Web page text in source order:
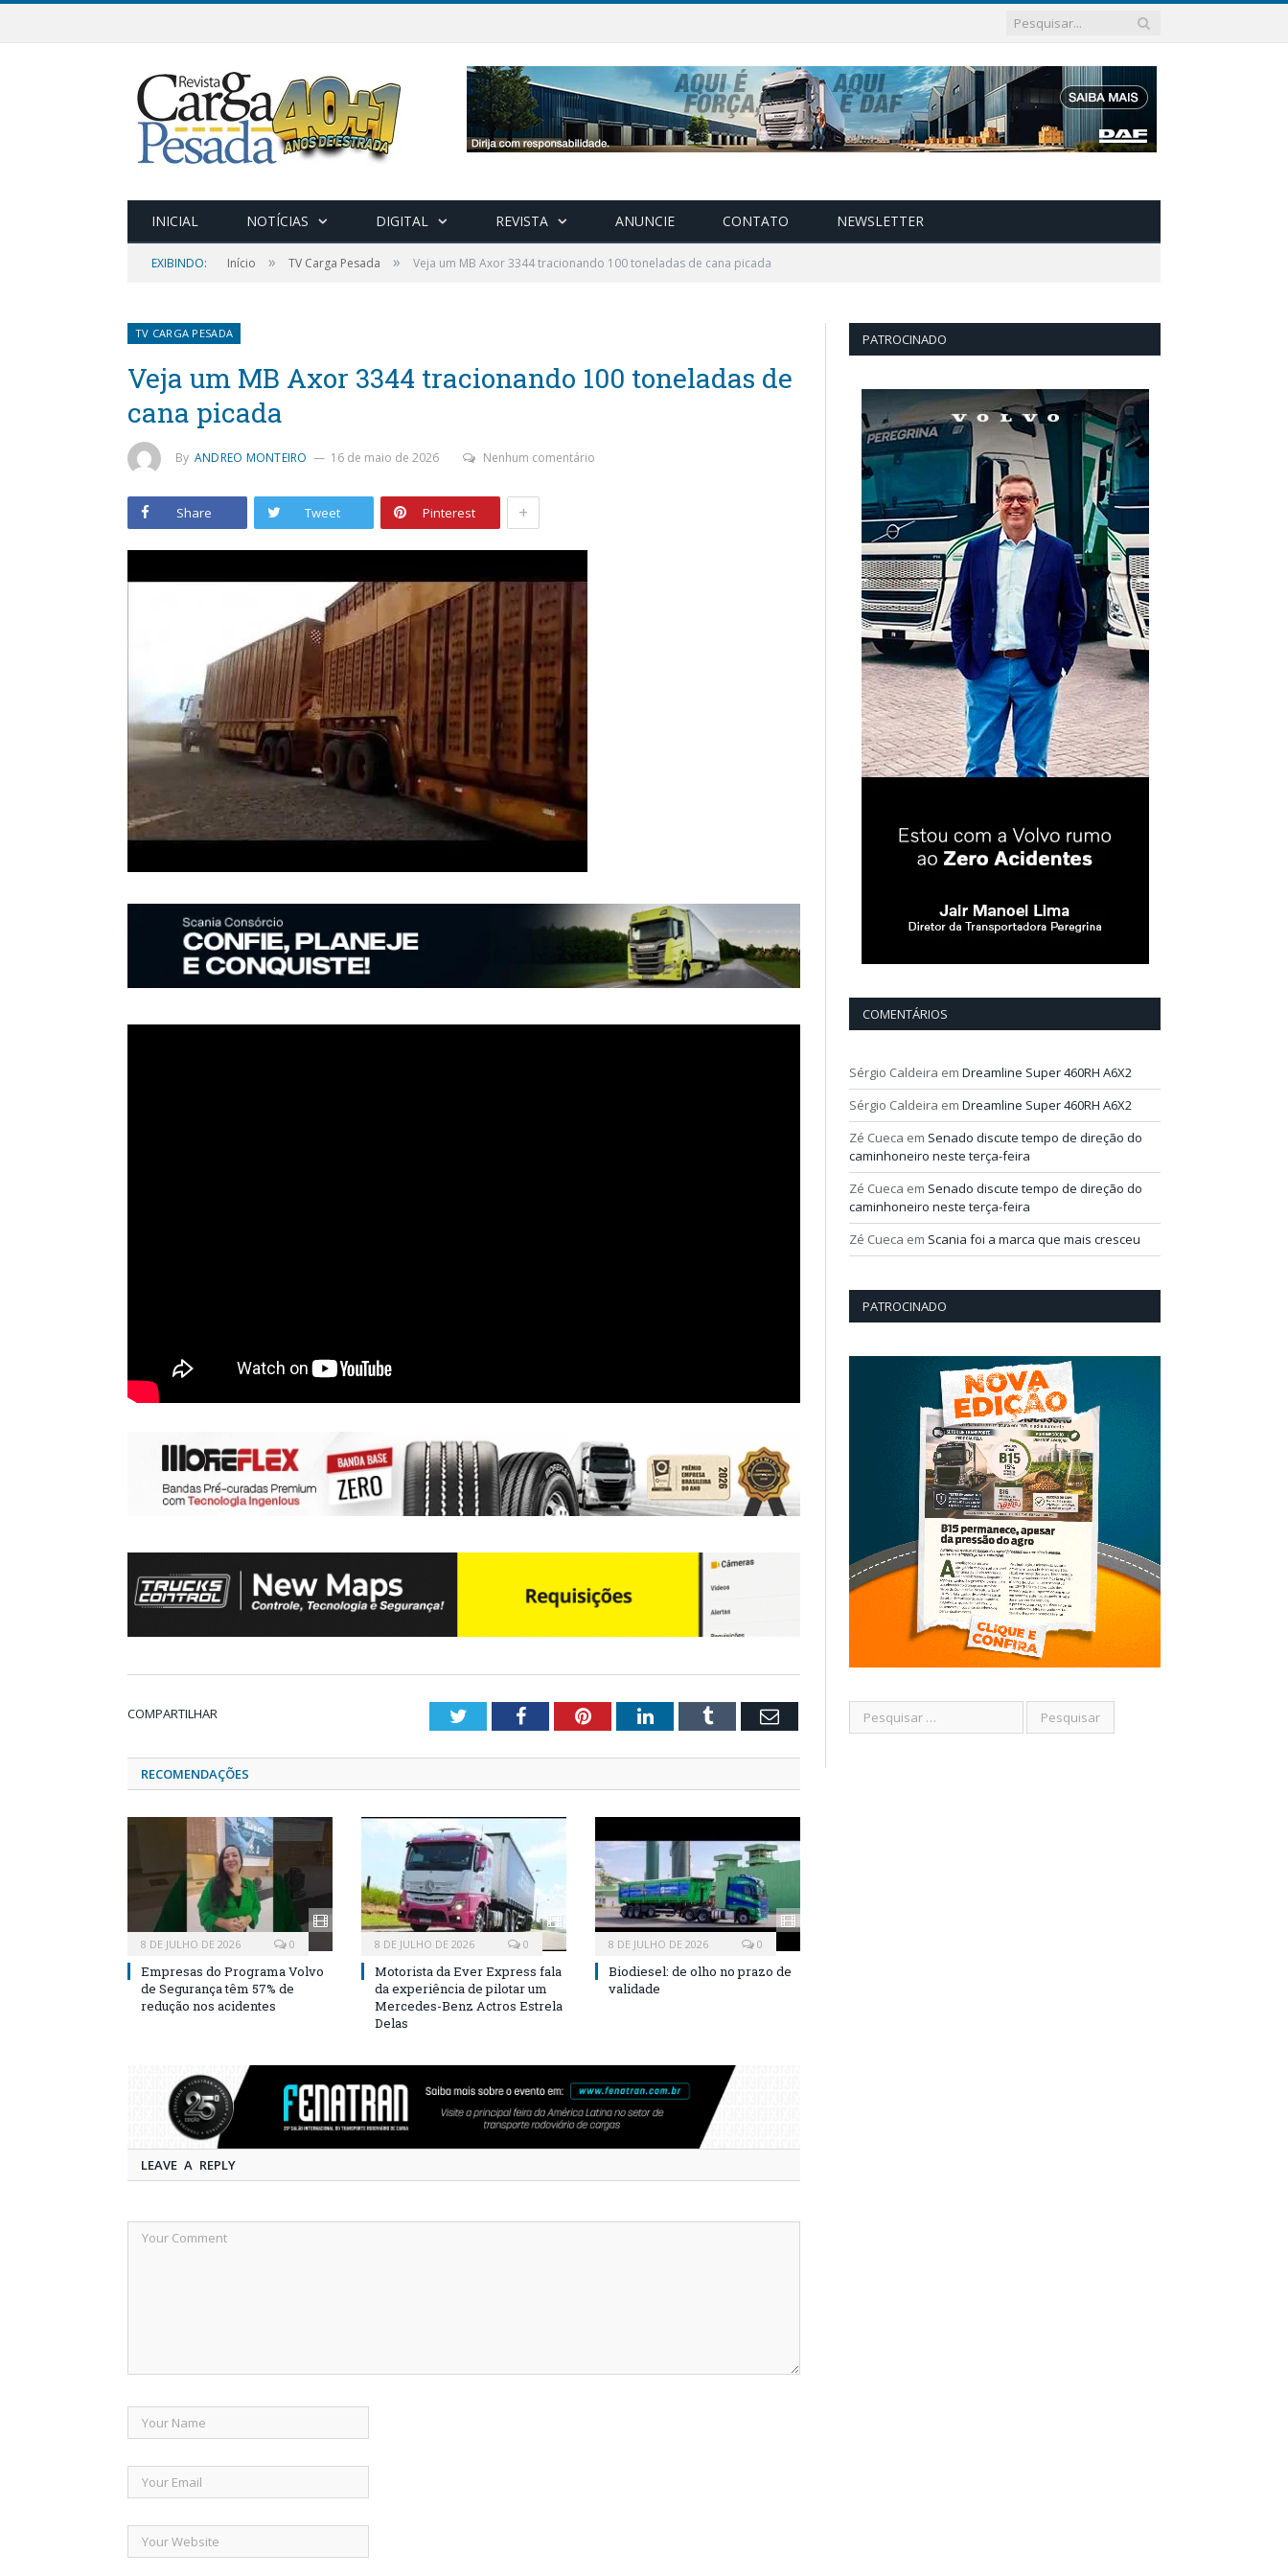
INICIAL NOTÍCIAS DIGITAL REVISTA ANUNCIE CONTATO NEWSLETTER
EXIBINDO: Início » TV Carga Pesada » Veja um MB Axor 3344 tracionando 100 toneladas de cana picada
TV CARGA PESADA
Veja um MB Axor 3344 tracionando 100 toneladas de
cana picada
By ANDREO MONTEIRO 16 de maio de 2026 Nenhum comentário
Share Tweet Pinterest +
COMPARTILHAR TwitterFacebookPinterestLinkedInTumblr Email
RECOMENDAÇÕES
8 DE JULHO DE 2026 0
Empresas do Programa Volvo
de Segurança têm 57% de
redução nos acidentes
8 DE JULHO DE 2026 0
Motorista da Ever Express fala
da experiência de pilotar um
Mercedes-Benz Actros Estrela
Delas
8 DE JULHO DE 2026 0
Biodiesel: de olho no prazo de
validade
LEAVE A REPLY
PATROCINADO
COMENTÁRIOS
Sérgio Caldeira em Dreamline Super 460RH A6X2
Sérgio Caldeira em Dreamline Super 460RH A6X2
Zé Cueca em Senado discute tempo de direção do
caminhoneiro neste terça-feira
Zé Cueca em Senado discute tempo de direção do
caminhoneiro neste terça-feira
Zé Cueca em Scania foi a marca que mais cresceu
PATROCINADO